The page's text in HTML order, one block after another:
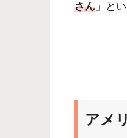
さん 」と
アメ